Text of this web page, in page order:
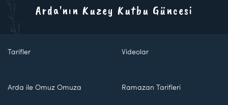
Arda'nın Kuzey Kutbu Güncesi
Tarifler Videolar
Arda ile Omuz Omuza Ramazan Tarifleri